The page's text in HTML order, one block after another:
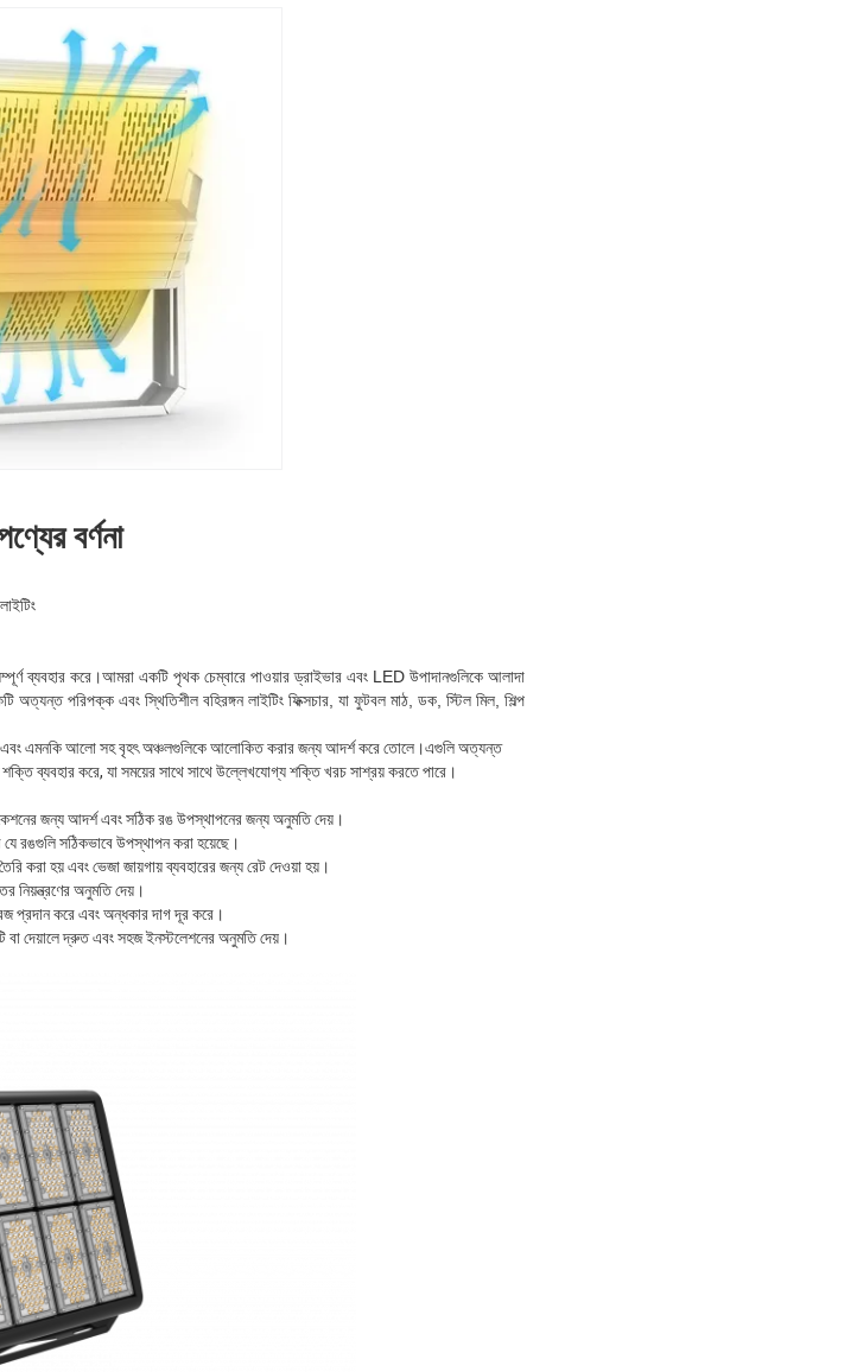
বর্ণনা
ব্যবহার করে।আমরা একটি পৃথক চেম্বারে পাওয়ার ড্রাইভার এবং LED উপাদানগুলিকে আলাদা
পরিপক্ক এবং স্থিতিশীল বহিরঙ্গন লাইটিং ফিক্সচার, যা ফুটবল মাঠ, ডক, স্টিল মিল, শিল্প
এমনকি আলো সহ বৃহৎ অঞ্চলগুলিকে আলোকিত করার জন্য আদর্শ করে তোলে।এগুলি অত্যন্ত
ব্যবহার করে, যা সময়ের সাথে সাথে উল্লেখযোগ্য শক্তি খরচ সাশ্রয় করতে পারে।
জন্য আদর্শ এবং সঠিক রঙ উপস্থাপনের জন্য অনুমতি দেয়।
রঙগুলি সঠিকভাবে উপস্থাপন করা হয়েছে।
করা হয় এবং ভেজা জায়গায় ব্যবহারের জন্য রেট দেওয়া হয়।
অনুমতি দেয়।
প্রদান করে এবং অন্ধকার দাগ দূর করে।
বা দেয়ালে দ্রুত এবং সহজ ইনস্টলেশনের অনুমতি দেয়।